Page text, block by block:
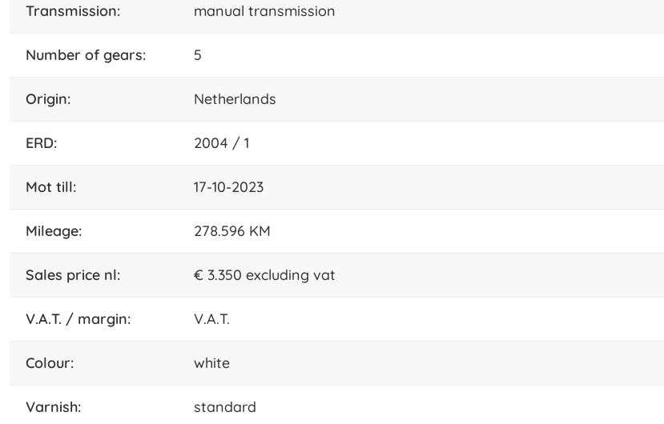
transmission: manual transmission
number of gears: 5
origin: Netherlands
ERD: 2004 / 1
mot till: 17-10-2023
mileage: 278.596 KM
sales price nl: € 3.350 excluding vat
V.A.T. / margin: V.A.T.
colour: white
varnish: standard